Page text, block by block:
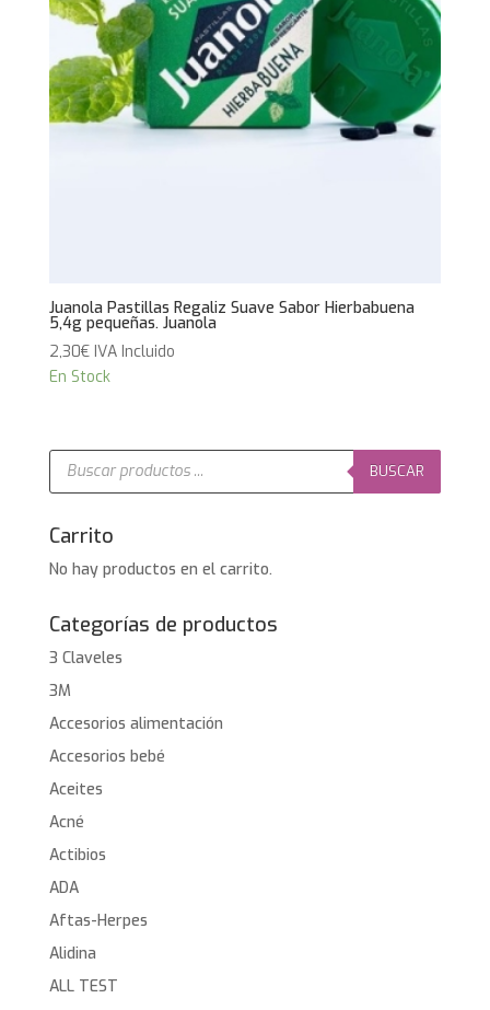
Juanola Pastillas Regaliz Suave Sabor Hierbabuena
5,4g pequeñas. Juanola
2,30€ IVA Incluido
En Stock
Búsqueda
productos
BUSCAR
Carrito
No hay productos en el carrito.
Categorías de productos
3 Claveles
3M
Accesorios alimentación
Accesorios bebé
Aceites
Acné
Actibios
ADA
Aftas-Herpes
Alidina
ALL TEST